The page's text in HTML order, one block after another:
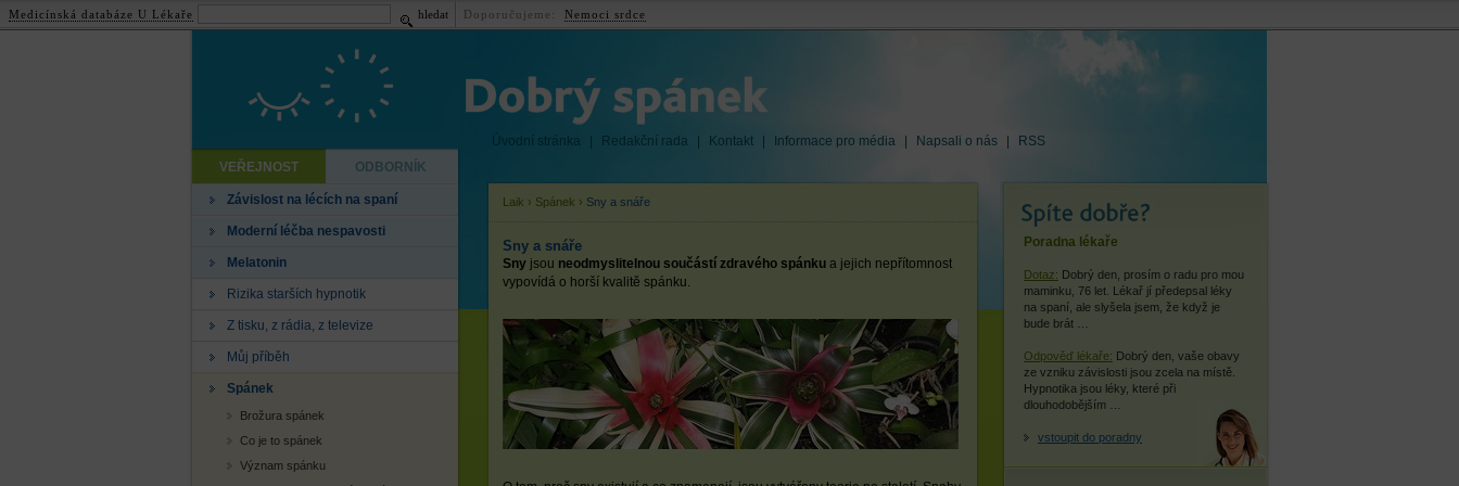
Úvodní stránka Redakční rada Kontakt Informace pro média Napsali o nás
RSS
VEŘEJNOST
ODBORNÍK
Závislost na lécích na spaní
Moderní léčba nespavosti
Melatonin
Rizika starších hypnotik
Z tisku, z rádia, z televize
Můj příběh
Spánek
Brožura spánek
Co je to spánek
Význam spánku
Laik › Spánek › Sny a snáře
Sny a snáře
Sny jsou neodmyslitelnou součástí zdravého spánku a jejich nepřítomnost
vypovídá o horší kvalitě spánku.
Poradna lékaře
Dotaz: Dobrý den, prosím o radu pro mou
maminku, 76 let. Lékař jí předepsal léky
na spaní, ale slyšela jsem, že když je
bude brát …
Odpověď lékaře: Dobrý den, vaše obavy
ze vzniku závislosti jsou zcela na místě.
Hypnotika jsou léky, které při
dlouhodobějším …
vstoupit do poradny
Medicínská databáze U Lékaře hledat Doporučujeme: Nemoci srdce